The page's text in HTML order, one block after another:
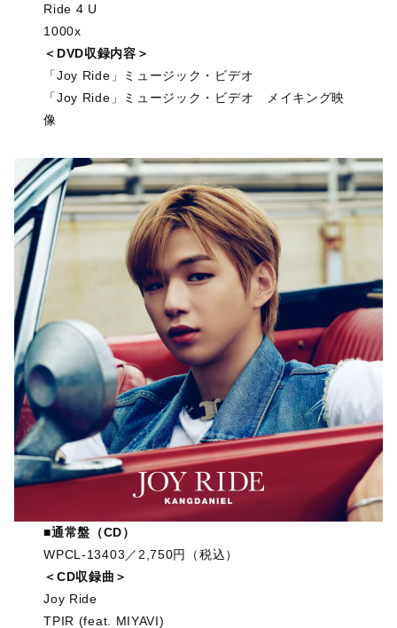
Ride 4 U
1000x
＜DVD収録内容＞
「Joy Ride」ミュージック・ビデオ
「Joy Ride」ミュージック・ビデオ メイキング映
像
■通常盤（CD）
WPCL-13403／2,750円（税込）
＜CD収録曲＞
Joy Ride
TPIR (feat. MIYAVI)